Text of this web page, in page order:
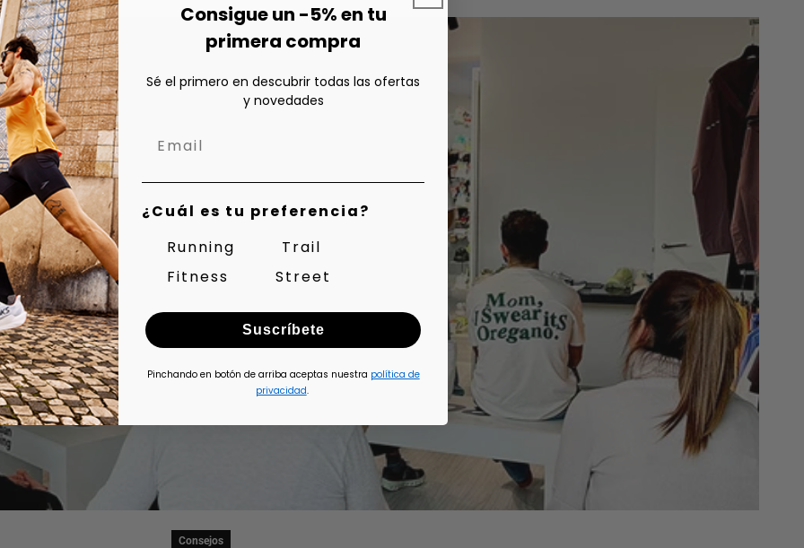
Consejos
Consigue un -5% en tu
primera compra
Sé el primero en descubrir todas las ofertas
y novedades
¿Cuál es tu preferencia?
Running
Trail
Fitness
Street
Suscríbete
Pinchando en botón de arriba aceptas nuestra política de
privacidad.